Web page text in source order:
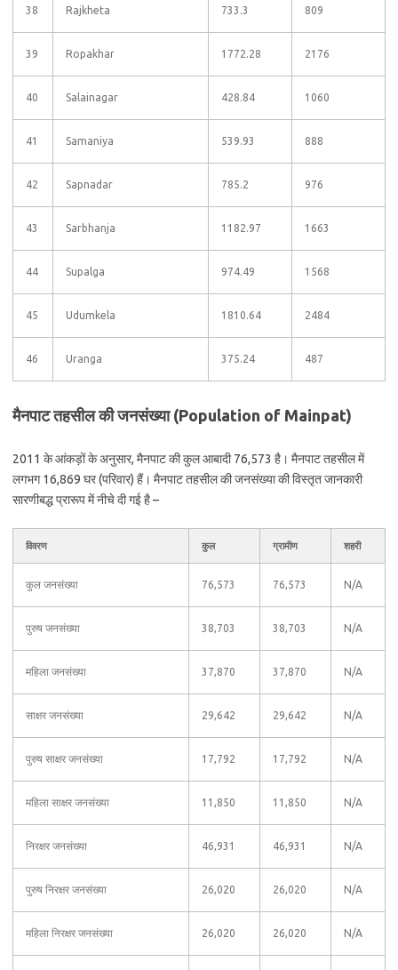
38 Rajkheta 733.3 809
39 Ropakhar 1772.28 2176
40 Salainagar 428.84 1060
41 Samaniya 539.93 888
42 Sapnadar 785.2 976
43 Sarbhanja 1182.97 1663
44 Supalga 974.49 1568
45 Udumkela 1810.64 2484
46 Uranga 375.24 487
मैनपाट तहसील की जनसंख्या (Population of Mainpat)
2011 के आंकड़ों के अनुसार, मैनपाट की कुल आबादी 76,573 है। मैनपाट तहसील में
लगभग 16,869 घर (परिवार) हैं। मैनपाट तहसील की जनसंख्या की विस्तृत जानकारी
सारणीबद्ध प्रारूप में नीचे दी गई है –
विवरण कुल ग्रामीण शहरी
कुल जनसंख्या 76,573 76,573 N/A
पुरुष जनसंख्या 38,703 38,703 N/A
महिला जनसंख्या 37,870 37,870 N/A
साक्षर जनसंख्या 29,642 29,642 N/A
पुरुष साक्षर जनसंख्या 17,792 17,792 N/A
महिला साक्षर जनसंख्या 11,850 11,850 N/A
निरक्षर जनसंख्या 46,931 46,931 N/A
पुरुष निरक्षर जनसंख्या 26,020 26,020 N/A
महिला निरक्षर जनसंख्या 26,020 26,020 N/A